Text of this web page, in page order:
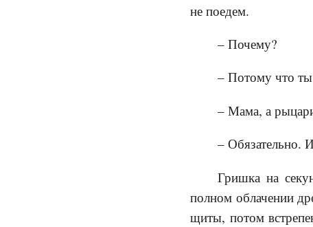
не поедем.
– Почему?
– Потому что ты
– Мама, а
– Обязательно.
Гришка на
полном облачении
щиты, потом